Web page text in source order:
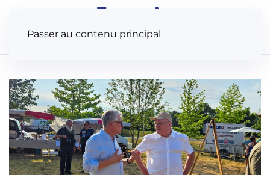
Passer au contenu principal
Panneau de gestion des cookies